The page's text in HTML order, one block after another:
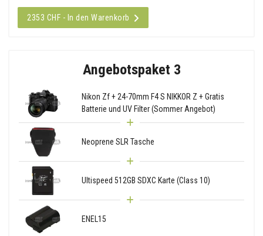
2353 CHF - In den Warenkorb
Angebotspaket 3
Nikon Zf + 24-70mm F4 S NIKKOR Z + Gratis
Batterie und UV Filter (Sommer Angebot)
Neoprene SLR Tasche
Ultispeed 512GB SDXC Karte (Class 10)
ENEL15